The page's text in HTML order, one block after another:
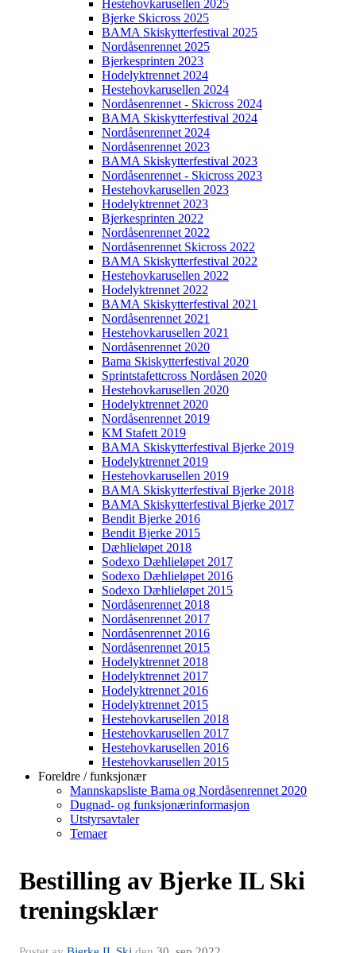
Hestehovkarusellen 2025
Bjerke Skicross 2025
BAMA Skiskytterfestival 2025
Nordåsenrennet 2025
Bjerkesprinten 2023
Hodelyktrennet 2024
Hestehovkarusellen 2024
Nordåsenrennet - Skicross 2024
BAMA Skiskytterfestival 2024
Nordåsenrennet 2024
Nordåsenrennet 2023
BAMA Skiskytterfestival 2023
Nordåsenrennet - Skicross 2023
Hestehovkarusellen 2023
Hodelyktrennet 2023
Bjerkesprinten 2022
Nordåsenrennet 2022
Nordåsenrennet Skicross 2022
BAMA Skiskytterfestival 2022
Hestehovkarusellen 2022
Hodelyktrennet 2022
BAMA Skiskytterfestival 2021
Nordåsenrennet 2021
Hestehovkarusellen 2021
Nordåsenrennet 2020
Bama Skiskytterfestival 2020
Sprintstafettcross Nordåsen 2020
Hestehovkarusellen 2020
Hodelyktrennet 2020
Nordåsenrennet 2019
KM Stafett 2019
BAMA Skiskytterfestival Bjerke 2019
Hodelyktrennet 2019
Hestehovkarusellen 2019
BAMA Skiskytterfestival Bjerke 2018
BAMA Skiskytterfestival Bjerke 2017
Bendit Bjerke 2016
Bendit Bjerke 2015
Dæhlieløpet 2018
Sodexo Dæhlieløpet 2017
Sodexo Dæhlieløpet 2016
Sodexo Dæhlieløpet 2015
Nordåsenrennet 2018
Nordåsenrennet 2017
Nordåsenrennet 2016
Nordåsenrennet 2015
Hodelyktrennet 2018
Hodelyktrennet 2017
Hodelyktrennet 2016
Hodelyktrennet 2015
Hestehovkarusellen 2018
Hestehovkarusellen 2017
Hestehovkarusellen 2016
Hestehovkarusellen 2015
Foreldre / funksjonær
Mannskapsliste Bama og Nordåsenrennet 2020
Dugnad- og funksjonærinformasjon
Utstyrsavtaler
Temaer
Bestilling av Bjerke IL Ski
treningsklær